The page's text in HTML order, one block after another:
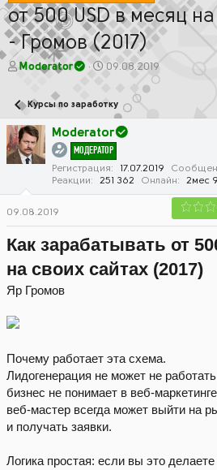
от 500 USD в месяц
- Громов (2017)
А
о
р
т
е
Moderator
Д
а
а
ч
а
л
а
09.08.2019
Курсы по заработку
Moderator
МОДЕРАТОР
Регистрация 17.07.2019
Реакции
251 362 Онлайн 2мес
09.08.2019
Как зарабатывать от
на своих сайтах (2017)
Яр Громов
Почему работает эта схема.
Лидогенерация не может не
бизнес не понимает в веб-
веб-мастер всегда может выйти на
и получать заявки.
Логика простая: если вы это